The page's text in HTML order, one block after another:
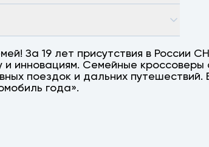
За 19 лет присутствия в России
инновациям. Семейные
поездок и дальних путешествий.
года».